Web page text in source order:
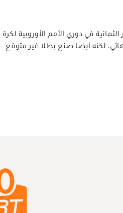
دور الثمانية في دوري الأمم الأوروبية لكرة
لكنه أيضا صنع بطلا غير متوقع